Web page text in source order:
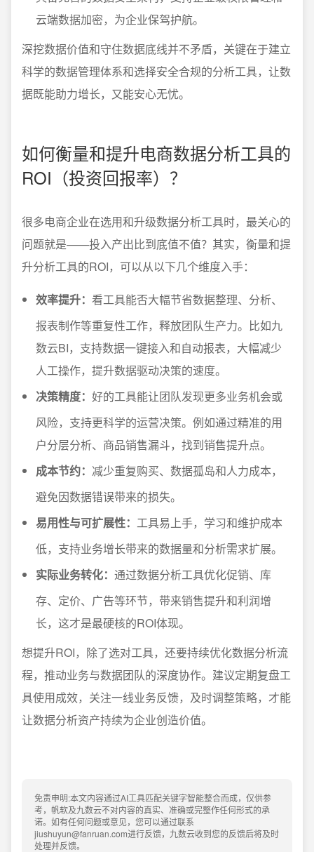
云端数据加密，为企业保驾护航。
深挖数据价值和守住数据底线并不矛盾，关键在于建立
科学的数据管理体系和选择安全合规的分析工具，让数
据既能助力增长，又能安心无忧。
如何衡量和提升电商数据分析工具的
ROI（投资回报率）？
很多电商企业在选用和升级数据分析工具时，最关心的
问题就是——投入产出比到底值不值？其实，衡量和提
升分析工具的ROI，可以从以下几个维度入手：
效率提升： 看工具能否大幅节省数据整理、分析、
报表制作等重复性工作，释放团队生产力。比如九
数云BI，支持数据一键接入和自动报表，大幅减少
人工操作，提升数据驱动决策的速度。
决策精度： 好的工具能让团队发现更多业务机会或
风险，支持更科学的运营决策。例如通过精准的用
户分层分析、商品销售漏斗，找到销售提升点。
成本节约： 减少重复购买、数据孤岛和人力成本，
避免因数据错误带来的损失。
易用性与可扩展性： 工具易上手，学习和维护成本
低，支持业务增长带来的数据量和分析需求扩展。
实际业务转化： 通过数据分析工具优化促销、库
存、定价、广告等环节，带来销售提升和利润增
长，这才是最硬核的ROI体现。
想提升ROI，除了选对工具，还要持续优化数据分析流
程，推动业务与数据团队的深度协作。建议定期复盘工
具使用成效，关注一线业务反馈，及时调整策略，才能
让数据分析资产持续为企业创造价值。
免责申明:本文内容通过AI工具匹配关键字智能整合而成，仅供参
考，帆软及九数云不对内容的真实、准确或完整作任何形式的承
诺。如有任何问题或意见，您可以通过联系
jiushuyun@fanruan.com进行反馈，九数云收到您的反馈后将及时
处理并反馈。